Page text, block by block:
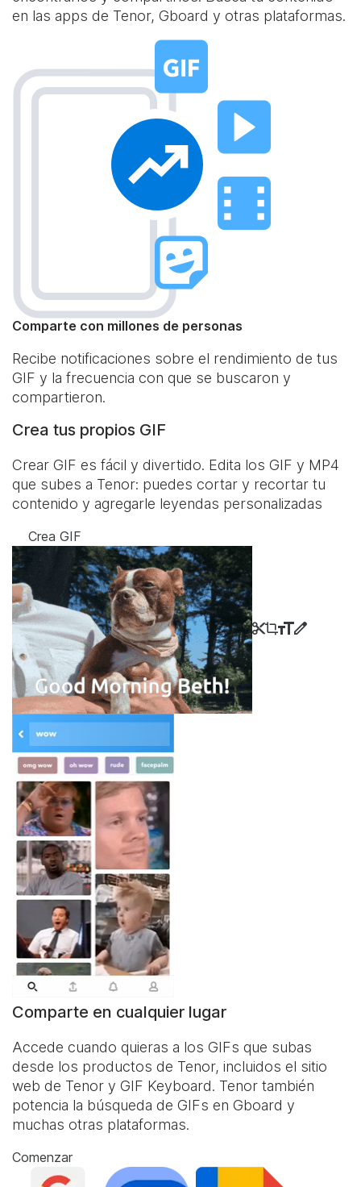
en las apps de Tenor, Gboard y otras plataformas.
Comparte con millones de personas
Recibe notificaciones sobre el rendimiento de tus
GIF y la frecuencia con que se buscaron y
compartieron.
Crea tus propios GIF
Crear GIF es fácil y divertido. Edita los GIF y MP4
que subes a Tenor: puedes cortar y recortar tu
contenido y agregarle leyendas personalizadas
Crea GIF
Comparte en cualquier lugar
Accede cuando quieras a los GIFs que subas
desde los productos de Tenor, incluidos el sitio
web de Tenor y GIF Keyboard. Tenor también
potencia la búsqueda de GIFs en Gboard y
muchas otras plataformas.
Comenzar